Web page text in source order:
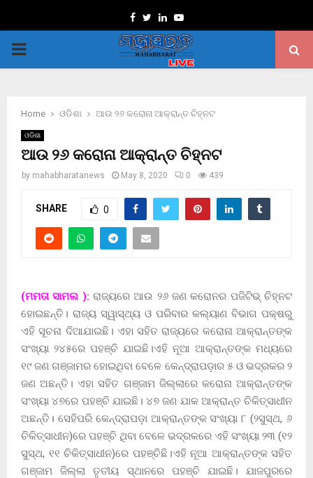
Facebook
TwitterLinkedinYoutube
PRIMARY
Home ଓଡିଶା ଆଉ ୨୬ କରୋନା ଆକ୍ରାନ୍ତ ଚିହ୍ନଟ
ଓଡିଶା
ଆଉ ୨୬ କରୋନା ଆକ୍ରାନ୍ତ ଚିହ୍ନଟ
by mahabharatanews May 8, 2020 0 439
SHARE 0
(ମମତା ସାମଲ ): ରାଜ୍ୟରେ ଆଉ ୨୬ ଜଣ କରୋନର ପଜିଟିଭ୍ ଚିହ୍ନଟ
ହୋଇଛନ୍ତି। ରାଜ୍ୟ ସ୍ୱାସ୍ଥ୍ୟ ଓ ପରିବାର କଲ୍ୟାଣ ବିଭାଗ ପକ୍ଷରୁ
ଏହି ସୂଚନା ଦିଆଯାଇଛି। ଏହା ସହିତ ରାଜ୍ୟରେ କରୋନା ଆକ୍ରାନ୍ତଙ୍କ
ସଂଖ୍ୟା ୨୪୫ରେ ପହଞ୍ଚି ଯାଇଛି।ଏହି ନୂଆ ଆକ୍ରାନ୍ତଙ୍କ ମଧ୍ୟରେ
୧୯ ଜଣ ଗଞ୍ଜାମର ହୋଇଥିବା ବେଳେ କେନ୍ଦ୍ରାପଡ଼ାର ୫ ଓ ଭଦ୍ରକର ୨
ଜଣ ଅଛନ୍ତି। ଏହା ସହିତ ଗଞ୍ଜାମ ଜିଲ୍ଲାରେ କରୋନା ଆକ୍ରାନ୍ତଙ୍କ
ସଂଖ୍ୟା ୪୭ରେ ପହଞ୍ଚି ଯାଇଛି। ୪୭ ଜଣ ଯାକ ଆକ୍ରାନ୍ତ ଚିକିତ୍ସାଧୀନ
ଅଛନ୍ତି। ସେହିପରି କେନ୍ଦ୍ରାପଡ଼ା ଆକ୍ରାନ୍ତଙ୍କ ସଂଖ୍ୟା ୮ (୨ସୁସ୍ଥ, ୬
ଚିକିତ୍ସାଧୀନ)ରେ ପହଞ୍ଚି ଥିବା ବେଳେ ଭଦ୍ରକରେ ଏହି ସଂଖ୍ୟା ୨୩ (୧୨
ସୁସ୍ଥ, ୧୧ ଚିକିତ୍ସାଧୀନ)ରେ ପହଞ୍ଚିଛି।ଏହି ନୂଆ ଆକ୍ରାନ୍ତଙ୍କ ସହିତ
ଗଞ୍ଜାମ ଜିଲ୍ଲା ତୃତୀୟ ସ୍ଥାନରେ ପହଞ୍ଚି ଯାଇଛି। ଯାଜପୁରରେ